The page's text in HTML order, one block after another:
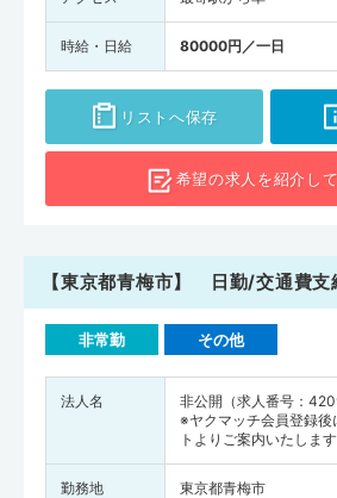
時給・日給 80000円／一日
リストへ保存
希望の求人を紹介し
【東京都青梅市】 日勤/交通費
非常勤 その他
法人名
非公開（求人番号：
※ヤクマッチ会員登録後
トよりご案内いたします
勤務地 東京都青梅市